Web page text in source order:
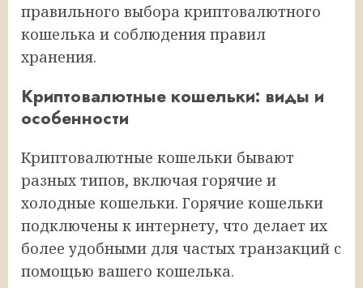
правильного выбора криптовалютного
кошелька и соблюдения правил
хранения.
Криптовалютные кошельки: виды и
особенности
Криптовалютные кошельки бывают
разных типов, включая горячие и
холодные кошельки. Горячие кошельки
подключены к интернету, что делает их
более удобными для частых транзакций с
помощью вашего кошелька.